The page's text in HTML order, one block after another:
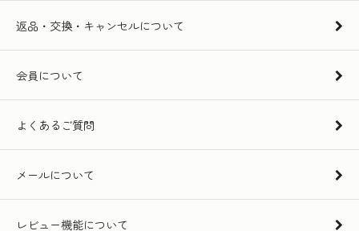
返品・交換・キャンセルについて
会員について
よくあるご質問
メールについて
レビュー機能について